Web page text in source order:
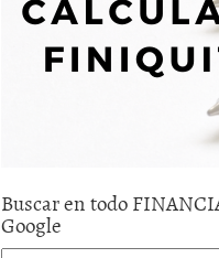
Buscar en todo
Google